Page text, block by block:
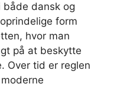
både dansk og
form
hvor man
på at beskytte
Over tid er reglen